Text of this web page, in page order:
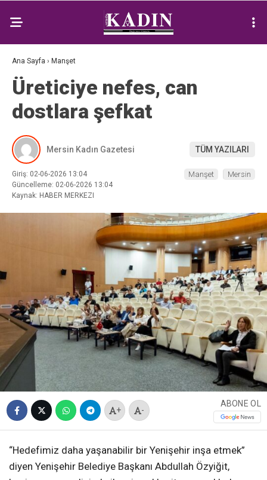
Ana Sayfa › Manşet
Üreticiye nefes, can
dostlara şefkat
Mersin Kadın Gazetesi TÜM YAZILARI
Giriş: 02-06-2026 13:04
Güncelleme: 02-06-2026 13:04
Kaynak: HABER MERKEZI
Manşet Mersin
+ -
ABONE OL
“Hedefimiz daha yaşanabilir bir Yenişehir inşa etmek”
diyen Yenişehir Belediye Başkanı Abdullah Özyiğit,